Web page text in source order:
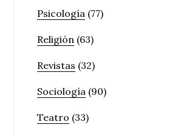
Psicología (77)
Religión (63)
Revistas (32)
Sociología (90)
Teatro (33)